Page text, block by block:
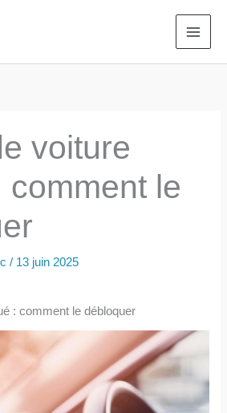
voiture
comment le
/ 13 juin 2025
: comment le débloquer